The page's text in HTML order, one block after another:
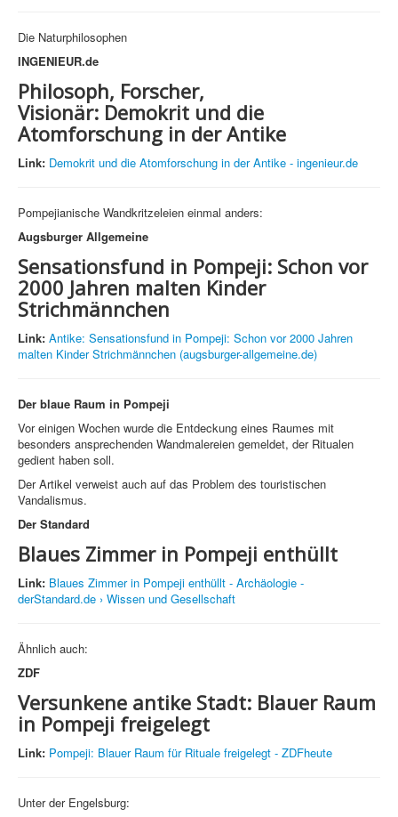
Die Naturphilosophen
INGENIEUR.de
Philosoph, Forscher,
Visionär: Demokrit und die
Atomforschung in der Antike
Link: Demokrit und die Atomforschung in der Antike - ingenieur.de
Pompejianische Wandkritzeleien einmal anders:
Augsburger Allgemeine
Sensationsfund in Pompeji: Schon vor
2000 Jahren malten Kinder
Strichmännchen
Link: Antike: Sensationsfund in Pompeji: Schon vor 2000 Jahren
malten Kinder Strichmännchen (augsburger-allgemeine.de)
Der blaue Raum in Pompeji
Vor einigen Wochen wurde die Entdeckung eines Raumes mit
besonders ansprechenden Wandmalereien gemeldet, der Ritualen
gedient haben soll.
Der Artikel verweist auch auf das Problem des touristischen
Vandalismus.
Der Standard
Blaues Zimmer in Pompeji enthüllt
Link: Blaues Zimmer in Pompeji enthüllt - Archäologie -
derStandard.de › Wissen und Gesellschaft
Ähnlich auch:
ZDF
Versunkene antike Stadt: Blauer Raum
in Pompeji freigelegt
Link: Pompeji: Blauer Raum für Rituale freigelegt - ZDFheute
Unter der Engelsburg: